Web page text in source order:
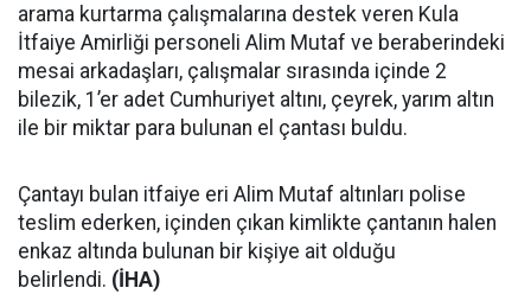
arama kurtarma çalışmalarına destek veren Kula
İtfaiye Amirliği personeli Alim Mutaf ve beraberindeki
mesai arkadaşları, çalışmalar sırasında içinde 2
bilezik, 1’er adet Cumhuriyet altını, çeyrek, yarım altın
ile bir miktar para bulunan el çantası buldu.
Çantayı bulan itfaiye eri Alim Mutaf altınları polise
teslim ederken, içinden çıkan kimlikte çantanın halen
enkaz altında bulunan bir kişiye ait olduğu
belirlendi. (İHA)